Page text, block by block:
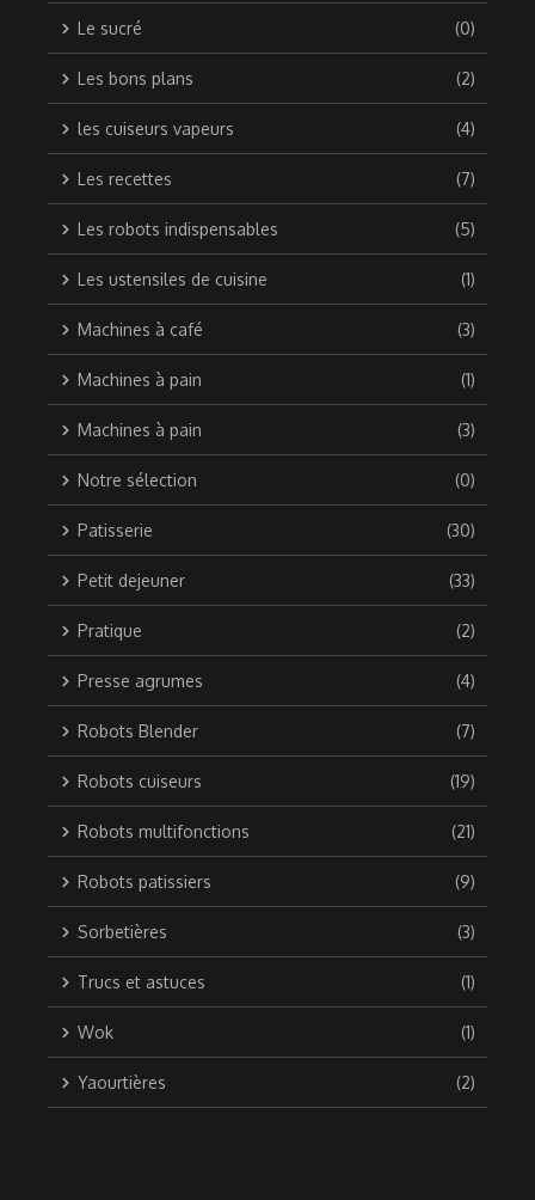
Le sucré (0)
Les bons plans (2)
les cuiseurs vapeurs (4)
Les recettes (7)
Les robots indispensables (5)
Les ustensiles de cuisine (1)
Machines à café (3)
Machines à pain (1)
Machines à pain (3)
Notre sélection (0)
Patisserie (30)
Petit dejeuner (33)
Pratique (2)
Presse agrumes (4)
Robots Blender (7)
Robots cuiseurs (19)
Robots multifonctions (21)
Robots patissiers (9)
Sorbetières (3)
Trucs et astuces (1)
Wok (1)
Yaourtières (2)